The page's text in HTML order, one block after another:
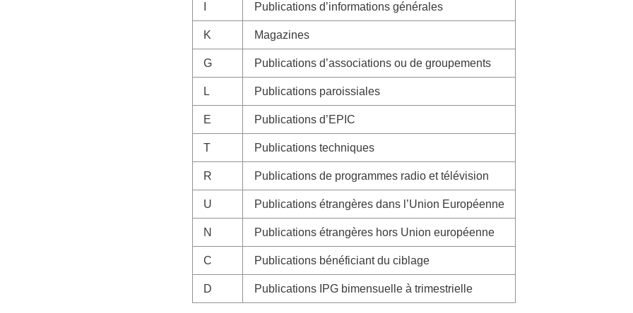
Publications d’informations générales
K Magazines
G Publications d’associations ou de groupements
L Publications paroissiales
E Publications d’EPIC
T Publications techniques
R Publications de programmes radio et télévision
U Publications étrangères dans l’Union Européenne
N Publications étrangères hors Union européenne
C Publications bénéficiant du ciblage
D Publications IPG bimensuelle à trimestrielle